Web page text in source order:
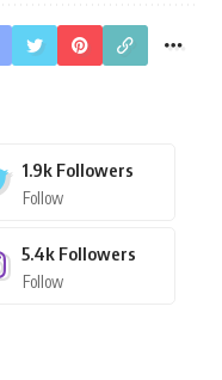
1.9k Followers
Follow
5.4k Followers
Follow